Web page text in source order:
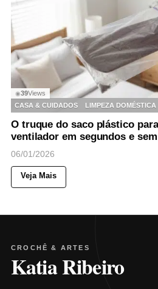
◉39Views
CASA & CUIDADOS
LIMPEZA DOMÉSTICA
O truque do saco plástico
ventilador em segundos e
06/01/2026
Veja Mais
CROCHÊ & ARTES
Katia Ribeiro